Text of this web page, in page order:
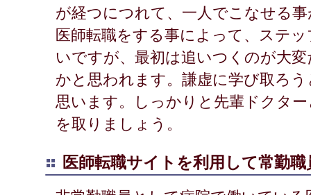
が経つにつれて、一人でこなせる
医師転職をする事によって、ステ
いですが、最初は追いつくのが大
かと思われます。謙虚に学び取ろ
思います。しっかりと先輩ドクタ
を取りましょう。
医師転職サイトを利用して常勤